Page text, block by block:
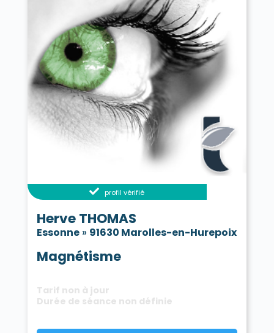
profil vérifié
Herve THOMAS
Essonne» 91630 Marolles-en-Hurepoix
Magnétisme
Tarif non à jour
Durée de séance non définie